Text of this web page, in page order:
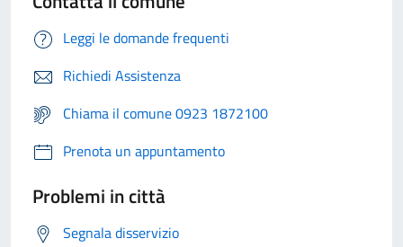
Leggi le domande frequenti
Richiedi Assistenza
Chiama il comune 0923 1872100
Prenota un appuntamento
Problemi in città
Segnala disservizio